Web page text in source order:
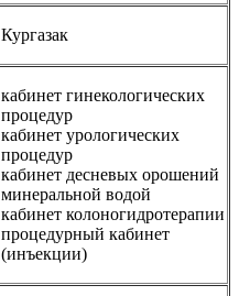
Кургазак
кабинет гинекологических
процедур
кабинет урологических
процедур
кабинет десневых орошений
минеральной водой
кабинет колоногидротерапии
процедурный кабинет
(инъекции)